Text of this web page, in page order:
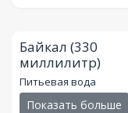
Байкал (330
миллилитр)
Питьевая вода
Показать больше